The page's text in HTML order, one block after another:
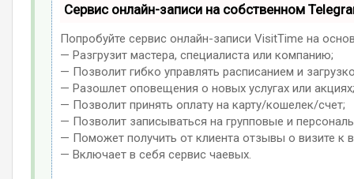
Сервис онлайн-записи на собственном
Попробуйте сервис онлайн-записи VisitTime на
— Разгрузит мастера, специалиста или компанию;
— Позволит гибко управлять расписанием и
— Разошлет оповещения о новых услугах или
— Позволит принять оплату на карту/кошелек/счет;
— Позволит записываться на групповые и
— Поможет получить от клиента отзывы о визите к
— Включает в себя сервис чаевых.